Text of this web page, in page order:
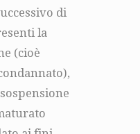
di
la
(cioè